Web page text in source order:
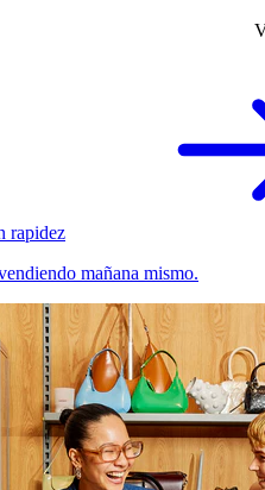
rapidez
mañana mismo.